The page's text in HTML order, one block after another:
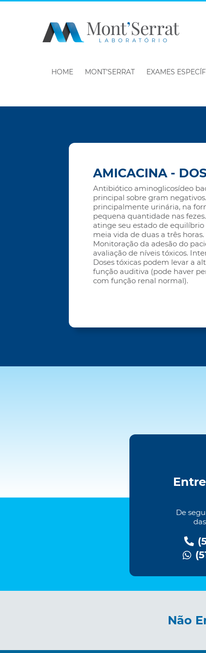
HOME MONT’SERRAT EXAMES
AMICACINA -
Antibiótico aminoglicosídeo
principal sobre gram
principalmente urinária, na
pequena quantidade nas
atinge seu estado de equilíbrio
meia vida de duas a três
Monitoração da adesão do
avaliação de níveis tóxicos.
Doses tóxicas podem levar a
função auditiva (pode haver
com função renal normal).
De
Não